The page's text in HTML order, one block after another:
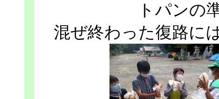
トパンの
混ぜ終わった復路に